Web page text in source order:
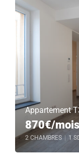
Appartement
870€/mois
2 CHAMBRES 1